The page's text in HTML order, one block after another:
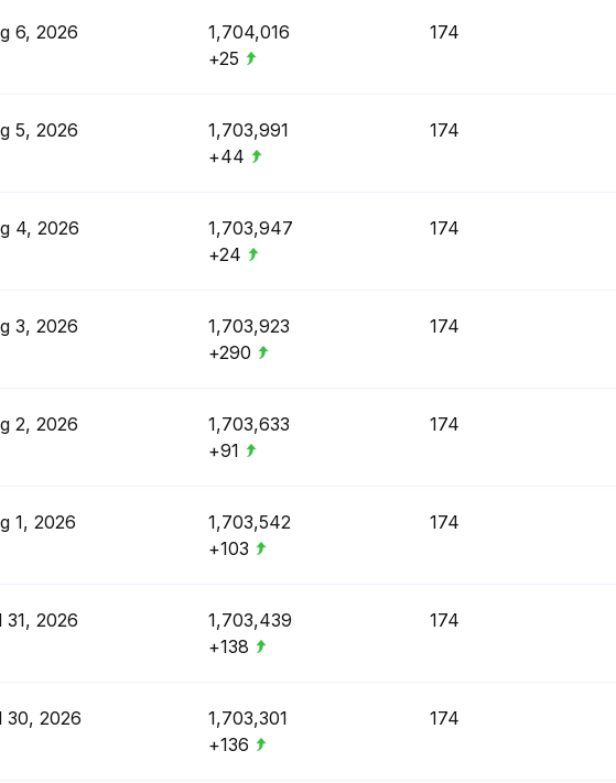
6, 2026
1,704,016
+25
174
5, 2026
1,703,991
+44
174
4, 2026
1,703,947
+24
174
3, 2026
1,703,923
+290
174
2, 2026
1,703,633
+91
174
1, 2026
1,703,542
+103
174
31, 2026
1,703,439
+138
174
30, 2026
1,703,301
+136
174